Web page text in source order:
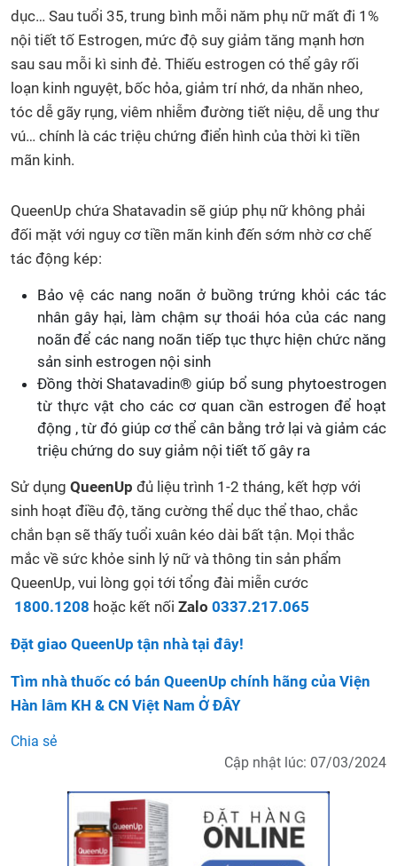
dục… Sau tuổi 35, trung bình mỗi năm phụ nữ mất đi 1%
nội tiết tố Estrogen, mức độ suy giảm tăng mạnh hơn
sau sau mỗi kì sinh đẻ. Thiếu estrogen có thể gây rối
loạn kinh nguyệt, bốc hỏa, giảm trí nhớ, da nhăn nheo,
tóc dễ gãy rụng, viêm nhiễm đường tiết niệu, dễ ung thư
vú… chính là các triệu chứng điển hình của thời kì tiền
mãn kinh.
QueenUp chứa Shatavadin sẽ giúp phụ nữ không phải
đối mặt với nguy cơ tiền mãn kinh đến sớm nhờ cơ chế
tác động kép:
Bảo vệ các nang noãn ở buồng trứng khỏi các tác
nhân gây hại, làm chậm sự thoái hóa của các nang
noãn để các nang noãn tiếp tục thực hiện chức năng
sản sinh estrogen nội sinh
Đồng thời Shatavadin® giúp bổ sung phytoestrogen
từ thực vật cho các cơ quan cần estrogen để hoạt
động , từ đó giúp cơ thể cân bằng trở lại và giảm các
triệu chứng do suy giảm nội tiết tố gây ra
Sử dụng QueenUp đủ liệu trình 1-2 tháng, kết hợp với
sinh hoạt điều độ, tăng cường thể dục thể thao, chắc
chắn bạn sẽ thấy tuổi xuân kéo dài bất tận. Mọi thắc
mắc về sức khỏe sinh lý nữ và thông tin sản phẩm
QueenUp, vui lòng gọi tới tổng đài miễn cước
1800.1208 hoặc kết nối Zalo 0337.217.065
Đặt giao QueenUp tận nhà tại đây!
Tìm nhà thuốc có bán QueenUp chính hãng của Viện
Hàn lâm KH & CN Việt Nam Ở ĐÂY
Chia sẻ
Cập nhật lúc: 07/03/2024